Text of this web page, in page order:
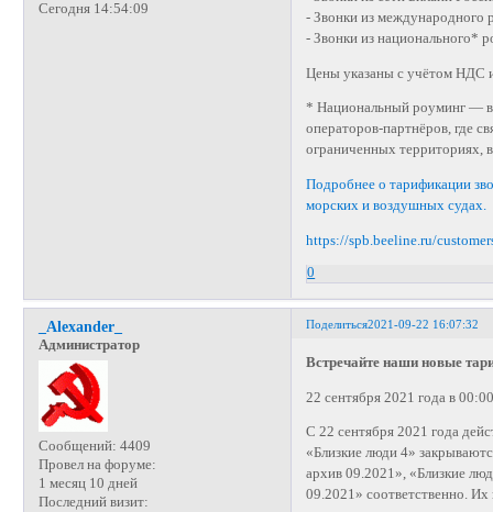
Сегодня 14:54:09
- Звонки из
- Звонки из национального*
Цены указаны с учётом НДС и
* Национальный роуминг —
операторов-партнёров, где
ограниченных территориях,
Подробнее о тарификации
морских и воздушных судах.
https://spb.beeline.ru/
0
Поделиться2021-09-22 16:07:32
_Alexander_
Администратор
Сообщений: 4409
Провел на форуме:
1 месяц 10 дней
Последний визит:
Встречайте наши новые
22 сентября 2021 года в
С 22 сентября 2021 года
«Близкие люди 4»
архив 09.2021», «Близкие
09.2021» соответственно.